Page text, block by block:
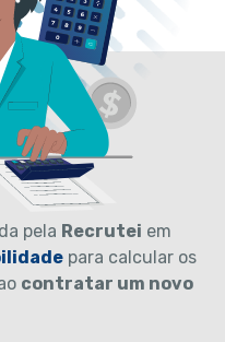
pela Recrutei em
para calcular os
contratar um novo